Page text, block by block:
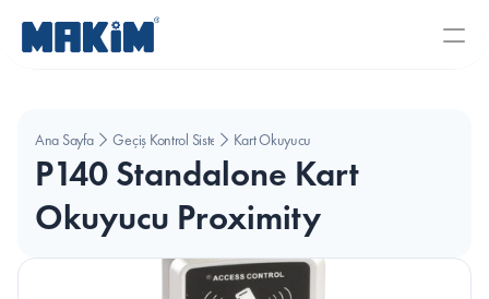
Ana Sayfa Geçiş Kontrol SistemleriKart Okuyucu
P140 Standalone Kart
Okuyucu Proximity